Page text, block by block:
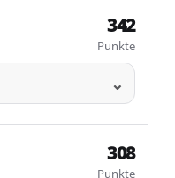
342
Punkte
308
Punkte